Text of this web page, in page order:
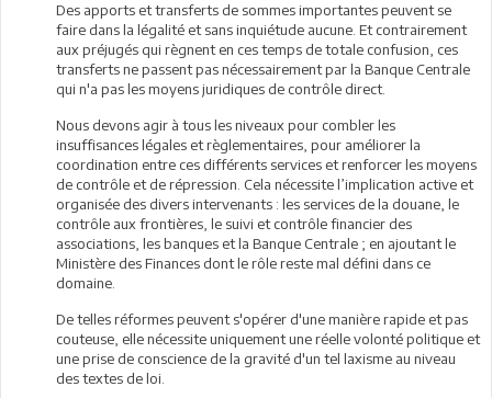
Des apports et transferts de sommes importantes peuvent se
faire dans la légalité et sans inquiétude aucune. Et contrairement
aux préjugés qui règnent en ces temps de totale confusion, ces
transferts ne passent pas nécessairement par la Banque Centrale
qui n'a pas les moyens juridiques de contrôle direct.
Nous devons agir à tous les niveaux pour combler les
insuffisances légales et règlementaires, pour améliorer la
coordination entre ces différents services et renforcer les moyens
de contrôle et de répression. Cela nécessite l’implication active et
organisée des divers intervenants : les services de la douane, le
contrôle aux frontières, le suivi et contrôle financier des
associations, les banques et la Banque Centrale ; en ajoutant le
Ministère des Finances dont le rôle reste mal défini dans ce
domaine.
De telles réformes peuvent s'opérer d'une manière rapide et pas
couteuse, elle nécessite uniquement une réelle volonté politique et
une prise de conscience de la gravité d'un tel laxisme au niveau
des textes de loi.